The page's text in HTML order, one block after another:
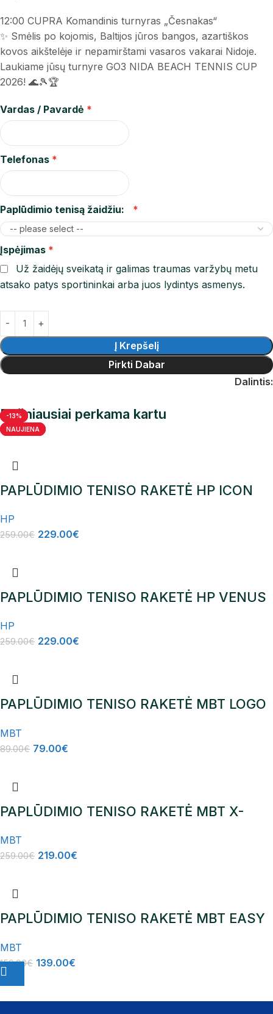
12:00 CUPRA Komandinis turnyras „Česnakas“
✨ Smėlis po kojomis, Baltijos jūros bangos, azartiškos
kovos aikštelėje ir nepamirštami vasaros vakarai Nidoje.
Laukiame jūsų turnyre GO3 NIDA BEACH TENNIS CUP
2026! 🌊🎾🏆
Vardas / Pavardė
Telefonas
Paplūdimio tenisą žaidžiu:
Įspėjimas
Už žaidėjų sveikatą ir galimas traumas varžybų metu
atsako patys sportininkai arba juos lydintys asmenys.
Į Krepšelį
Pirkti Dabar
Dalintis:
Dažniausiai perkama kartu
-12%
NAUJIENA
PAPLŪDIMIO TENISO RAKETĖ HP ICON
HP
259.00€ 229.00€
-12%
NAUJIENA
PAPLŪDIMIO TENISO RAKETĖ HP VENUS
HP
259.00€ 229.00€
-11%
PAPLŪDIMIO TENISO RAKETĖ MBT LOGO
MBT
89.00€ 79.00€
-15%
NAUJIENA
PAPLŪDIMIO TENISO RAKETĖ MBT X-
MBT
259.00€ 219.00€
-13%
PAPLŪDIMIO TENISO RAKETĖ MBT EASY
MBT
159.00€ 139.00€